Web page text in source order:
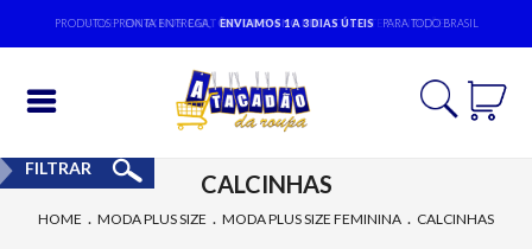
PRODUTOS PRONTA ENTREGA, ENVIAMOS 1 A 3 DIAS ÚTEIS PARA TODO BRASIL
Cadastrar CALCINHAS
HOME . MODA PLUS SIZE . MODA PLUS SIZE FEMININA . CALCINHAS
FILTRAR